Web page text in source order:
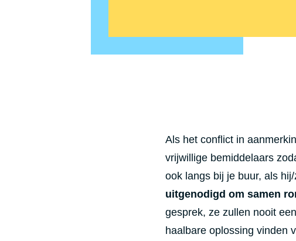
Als het conflict in
vrijwillige bemiddelaars
ook langs bij je buur, als
uitgenodigd om samen
gesprek, ze zullen nooit
haalbare oplossing vinden